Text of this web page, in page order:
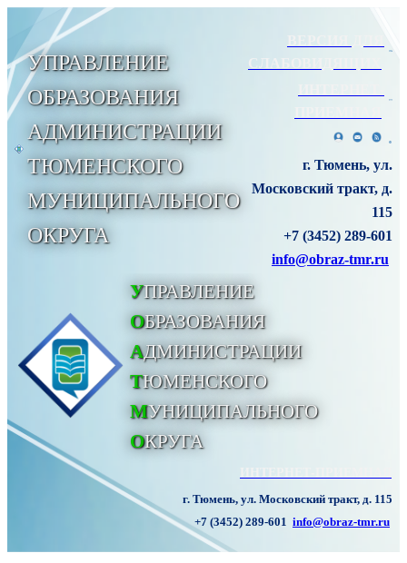
УПРАВЛЕНИЕ
ОБРАЗОВАНИЯ
АДМИНИСТРАЦИИ
ТЮМЕНСКОГО
МУНИЦИПАЛЬНОГО
ОКРУГА
СЛАБОВИДЯЩИХ
г. Тюмень, ул.
Московский тракт, д.
115
+7 (3452) 289-601
info@obraz-tmr.ru
УПРАВЛЕНИЕ
ОБРАЗОВАНИЯ
АДМИНИСТРАЦИИ
ТЮМЕНСКОГО
МУНИЦИПАЛЬНОГО
ОКРУГА
ИНТЕРНЕТ-ПРИЕМНАЯ
г. Тюмень, ул. Московский тракт, д. 115
+7 (3452) 289-601 info@obraz-tmr.ru